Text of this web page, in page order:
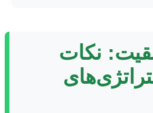
نکات